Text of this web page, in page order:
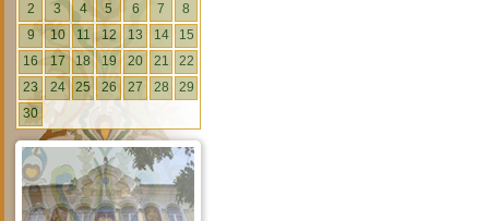
2
3 4 5 6 7
8
9
10 11 12 13 14
15
16
17 18 19 20 21
22
23
24 25 26 27 28
29
30